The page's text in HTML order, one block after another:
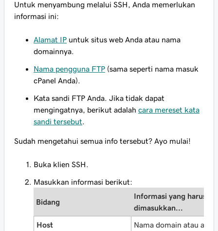
Untuk menyambung melalui SSH, Anda memerlukan
informasi ini:
Alamat IP untuk situs web Anda atau nama
domainnya.
Nama pengguna FTP (sama seperti nama masuk
cPanel Anda).
Kata sandi FTP Anda. Jika tidak dapat
mengingatnya, berikut adalah cara mereset kata
sandi tersebut
Sudah mengetahui semua info tersebut? Ayo mulai!
Buka klien SSH.
Masukkan informasi berikut:
Bidang
Informasi yang harus
dimasukkan...
Host
Nama domain atau